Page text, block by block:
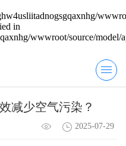
in
wwwroot/source/model/
减少空气污染？
2025-07-29